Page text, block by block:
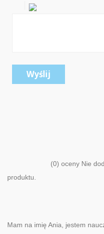
Wyślij
(0) oceny Nie
produktu.
Mam na imię Ania, jestem